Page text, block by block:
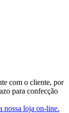
com o cliente, por
para confecção
nossa loja on-line.